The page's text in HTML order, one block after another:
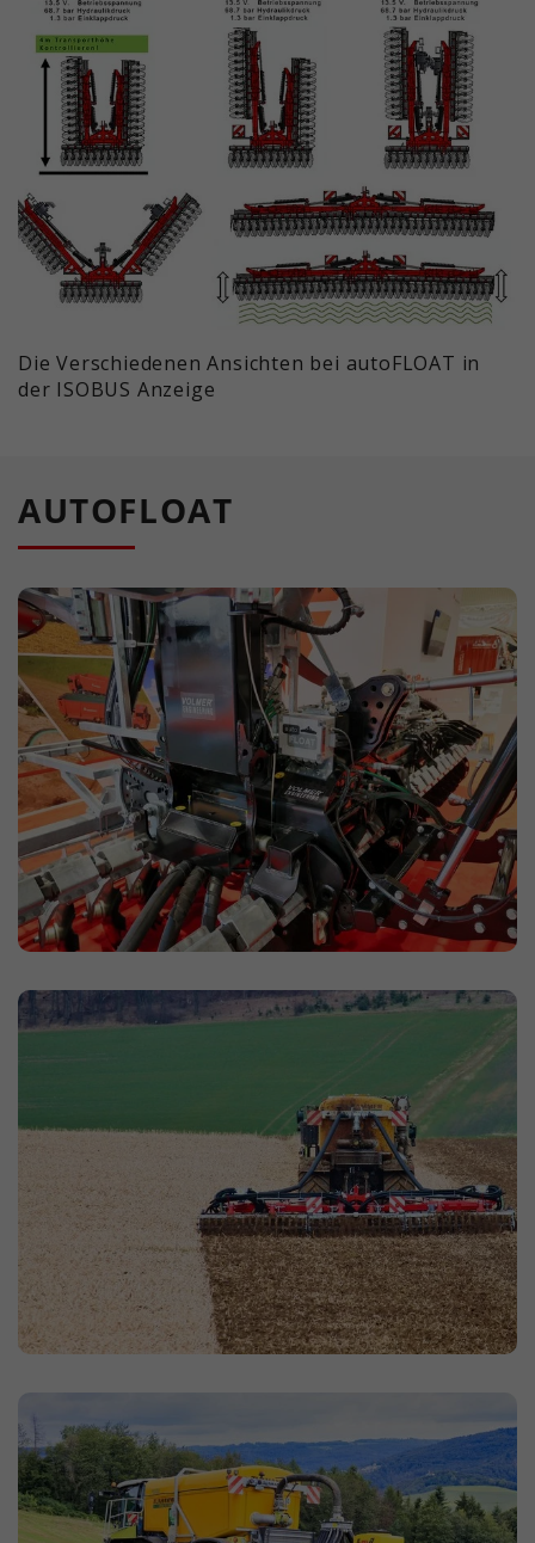
Die Verschiedenen Ansichten bei autoFLOAT in
der ISOBUS Anzeige
AUTOFLOAT